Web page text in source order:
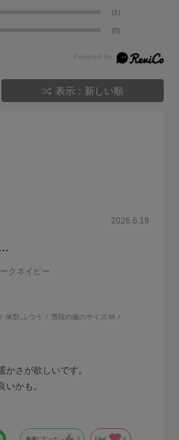
(1)
(0)
表示：新しい順
2026.6.19
クネイビー
体型:ふつう 普段の服のサイズ: M
さが欲しいです。
かも。